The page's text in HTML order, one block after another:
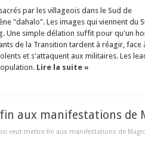
par les villageois dans le Sud de
"dahalo". Les images qui viennent du
Une simple délation suffit pour qu'un
de la Transition tardent à réagir, face
et s'attaquent aux militaires. Les
Lire la suite »
aux manifestations de
veut mettre fin aux manifestations de